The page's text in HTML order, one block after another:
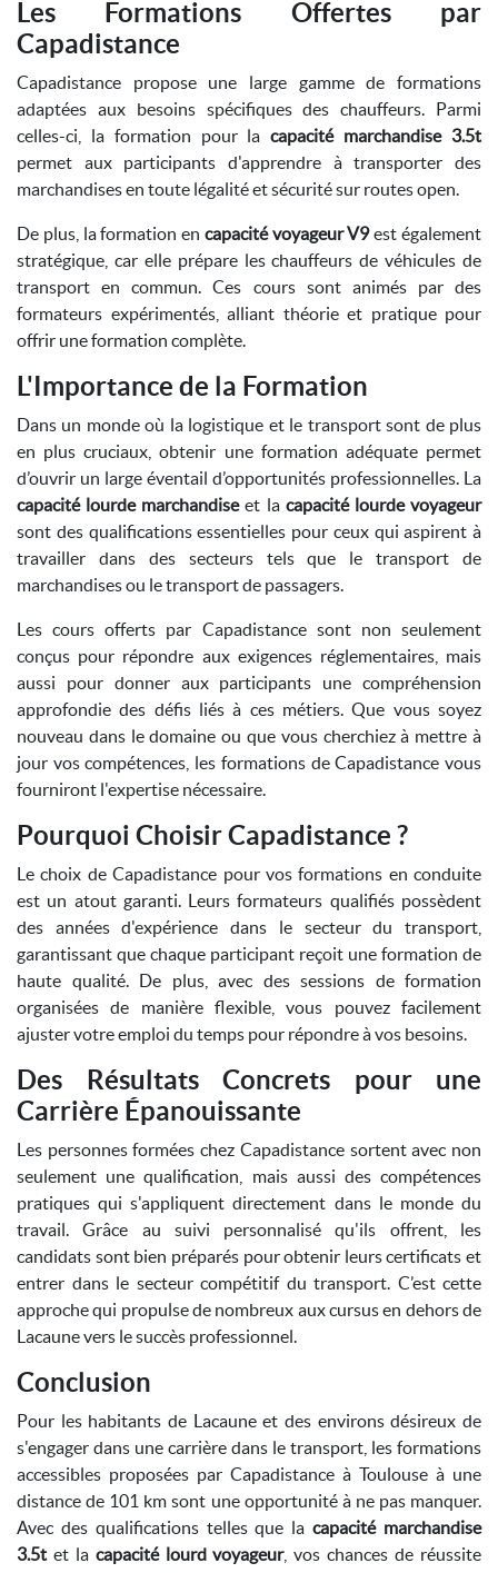
Les Formations Offertes par
Capadistance
Capadistance propose une large gamme de formations
adaptées aux besoins spécifiques des chauffeurs. Parmi
celles-ci, la formation pour lacapacité marchandise 3.5t
permet aux participants d'apprendre à transporter des
marchandises en toute légalité et sécurité sur routes open.
De plus, la formation en capacité voyageur V9est également
stratégique, car elle prépare les chauffeurs de véhicules de
transport en commun. Ces cours sont animés par des
formateurs expérimentés, alliant théorie et pratique pour
offrir une formation complète.
L'Importance de la Formation
Dans un monde où la logistique et le transport sont de plus
en plus cruciaux, obtenir une formation adéquate permet
d’ouvrir un large éventail d’opportunités professionnelles. La
capacité lourde marchandiseet la capacité lourde voyageur
sont des qualifications essentielles pour ceux qui aspirent à
travailler dans des secteurs tels que le transport de
marchandises ou le transport de passagers.
Les cours offerts par Capadistance sont non seulement
conçus pour répondre aux exigences réglementaires, mais
aussi pour donner aux participants une compréhension
approfondie des défis liés à ces métiers. Que vous soyez
nouveau dans le domaine ou que vous cherchiez à mettre à
jour vos compétences, les formations de Capadistance vous
fourniront l'expertise nécessaire.
Pourquoi Choisir Capadistance ?
Le choix de Capadistance pour vos formations en conduite
est un atout garanti. Leurs formateurs qualifiés possèdent
des années d'expérience dans le secteur du transport,
garantissant que chaque participant reçoit une formation de
haute qualité. De plus, avec des sessions de formation
organisées de manière flexible, vous pouvez facilement
ajuster votre emploi du temps pour répondre à vos besoins.
Des Résultats Concrets pour une
Carrière Épanouissante
Les personnes formées chez Capadistance sortent avec non
seulement une qualification, mais aussi des compétences
pratiques qui s'appliquent directement dans le monde du
travail. Grâce au suivi personnalisé qu'ils offrent, les
candidats sont bien préparés pour obtenir leurs certificats et
entrer dans le secteur compétitif du transport. C’est cette
approche qui propulse de nombreux aux cursus en dehors de
Lacaune vers le succès professionnel.
Conclusion
Pour les habitants de Lacaune et des environs désireux de
s'engager dans une carrière dans le transport, les formations
accessibles proposées par Capadistance à Toulouse à une
distance de 101 km sont une opportunité à ne pas manquer.
Avec des qualifications telles que lacapacité marchandise
3.5t et la capacité lourd voyageur, vos chances de réussite